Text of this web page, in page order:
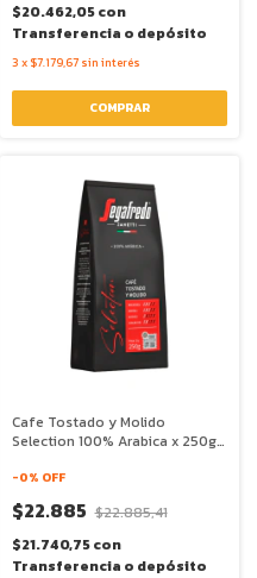
$20.462,05con
Transferencia o depósito
3 x $7.179,67 sin interés
Cafe Tostado y Molido
Selection 100% Arabica x 250g
-0% OFF
$22.885 $22.885,41
$21.740,75con
Transferencia o depósito